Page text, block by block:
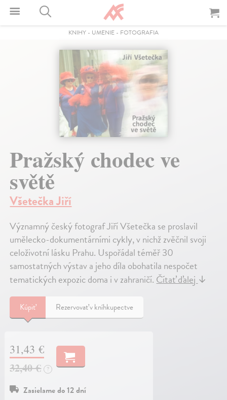
KNIHY - UMENIE - FOTOGRAFIA
Pražský chodec ve
světě
Všetečka Jiří
Významný český fotograf Jiří Všetečka se proslavil
umělecko-dokumentárními cykly, v nichž zvěčnil svoji
celoživotní lásku Prahu. Uspořádal téměř 30
samostatných výstav a jeho díla obohatila nespočet
tematických expozic doma i v zahraničí. Čítať ďalej ↓
Kúpiť Rezervovať v kníhkupectve
31,43 €
32,40 €
?
Zasielame do 12 dní